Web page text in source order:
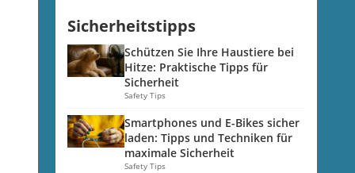
Sicherheitstipps
Schützen Sie Ihre Haustiere bei
Hitze: Praktische Tipps für
Sicherheit
Safety Tips
Smartphones und E-Bikes sicher
laden: Tipps und Techniken für
maximale Sicherheit
Safety Tips